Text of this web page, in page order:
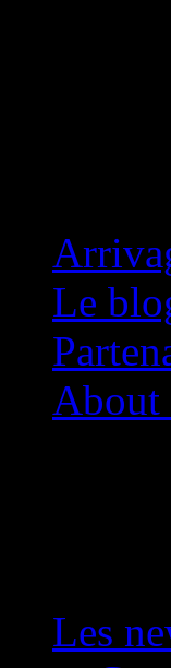
Le
About
Les